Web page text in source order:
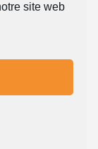
site web
agence de